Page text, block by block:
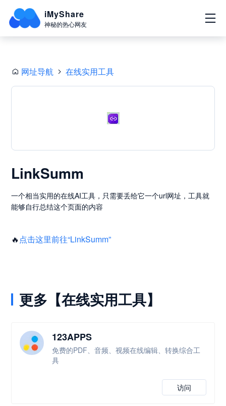
iMyShare
神秘的热心网友
网址导航 在线实用工具
LinkSumm
一个相当实用的在线AI工具，只需要丢给它一个url网址，工具就
能够自行总结这个页面的内容
🔥 点击这里前往“LinkSumm”
更多【在线实用工具】
123APPS
免费的PDF、音频、视频在线编辑、转换综合工
具
访问